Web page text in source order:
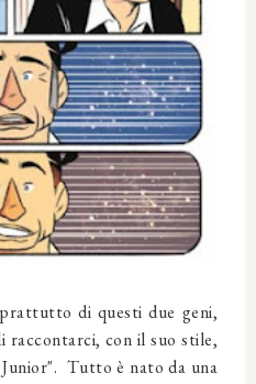
di questi due geni,
raccontarci, con il suo stile,
Tutto è nato da una